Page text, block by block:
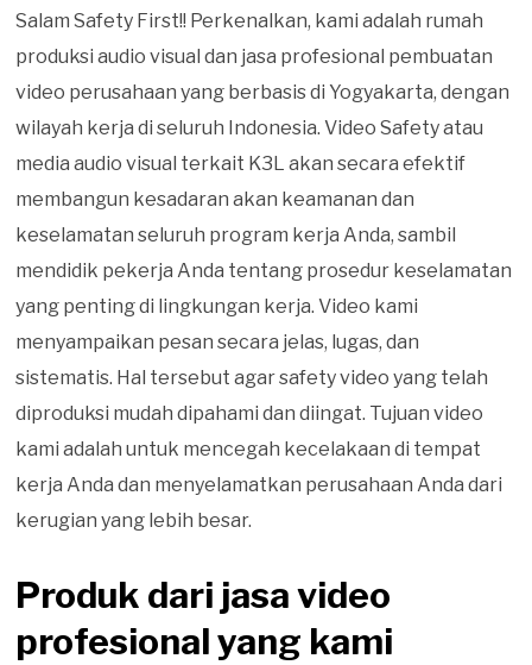
Salam Safety First!! Perkenalkan, kami adalah rumah
produksi audio visual dan jasa profesional pembuatan
video perusahaan yang berbasis di Yogyakarta, dengan
wilayah kerja di seluruh Indonesia. Video Safety atau
media audio visual terkait K3L akan secara efektif
membangun kesadaran akan keamanan dan
keselamatan seluruh program kerja Anda, sambil
mendidik pekerja Anda tentang prosedur keselamatan
yang penting di lingkungan kerja. Video kami
menyampaikan pesan secara jelas, lugas, dan
sistematis. Hal tersebut agar safety video yang telah
diproduksi mudah dipahami dan diingat. Tujuan video
kami adalah untuk mencegah kecelakaan di tempat
kerja Anda dan menyelamatkan perusahaan Anda dari
kerugian yang lebih besar.
Produk dari jasa video
profesional yang kami